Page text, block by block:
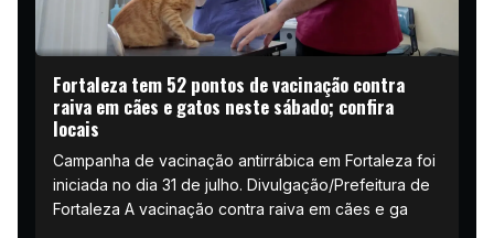
Fortaleza tem 52 pontos de vacinação contra
raiva em cães e gatos neste sábado; confira
locais
Campanha de vacinação antirrábica em Fortaleza foi
iniciada no dia 31 de julho. Divulgação/Prefeitura de
Fortaleza A vacinação contra raiva em cães e ga